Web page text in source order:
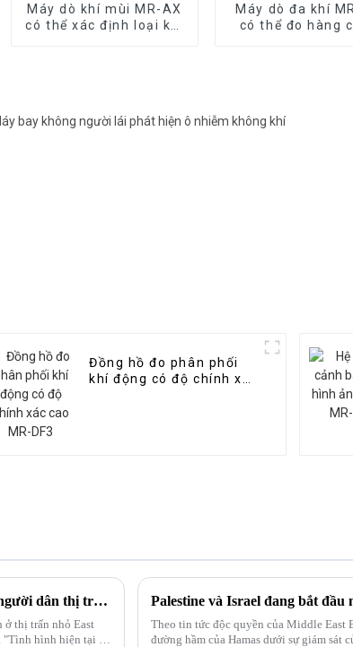
Máy dò khí mùi MR-AX
có thể xác định loại khí
Máy dò đa khí
có thể đo hàng
Đồng hồ đo phân phối
khí động có độ chính xác
Vụ tàu hỏa trật bánh ở Ohio làm dấy lên nỗi lo sợ của người dân thị trấn nhỏ về chất độc hại.
ở thị trấn nhỏ East
hình hiện tại rất
Theo tin tức độc quyền của Middle East
đường hầm của Hamas dưới sự giám sát